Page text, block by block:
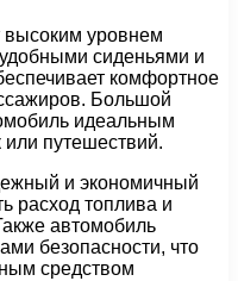
высоким уровнем
сиденьями и
комфортное
Большой
идеальным
путешествий.
и экономичный
расход топлива и
автомобиль
безопасности, что
средством